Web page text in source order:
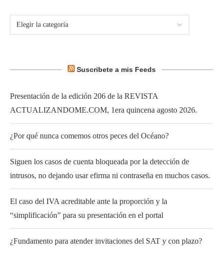
Suscribete a mis Feeds
Presentación de la edición 206 de la REVISTA
ACTUALIZANDOME.COM, 1era quincena agosto 2026.
¿Por qué nunca comemos otros peces del Océano?
Siguen los casos de cuenta bloqueada por la detección de
intrusos, no dejando usar efirma ni contraseña en muchos casos.
El caso del IVA acreditable ante la proporción y la
“simplificación” para su presentación en el portal
¿Fundamento para atender invitaciones del SAT y con plazo?